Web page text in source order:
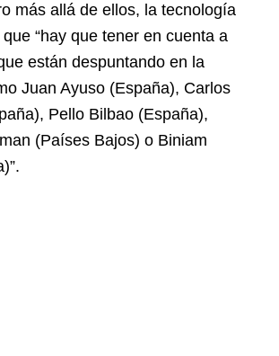
más allá de ellos, la tecnología
“hay que tener en cuenta a
están despuntando en la
Juan Ayuso (España), Carlos
Pello Bilbao (España),
(Países Bajos) o Biniam